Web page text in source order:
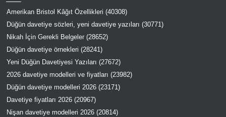
Amerikan Bristol Kâğıt Özellikleri (40308)
Düğün davetiye sözleri, yeni davetiye yazıları (30771)
Nikah İçin Gerekli Belgeler (28652)
Düğün davetiye örnekleri (28241)
Yeni Düğün Davetiyesi Yazıları (27672)
2026 davetiye modelleri ve fiyatları (23982)
Düğün davetiye modelleri 2026 (23171)
Davetiye fiyatları 2026 (20967)
Nişan davetiye modelleri 2026 (20814)